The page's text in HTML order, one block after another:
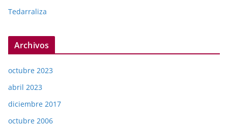
Tedarraliza
Archivos
octubre 2023
abril 2023
diciembre 2017
octubre 2006